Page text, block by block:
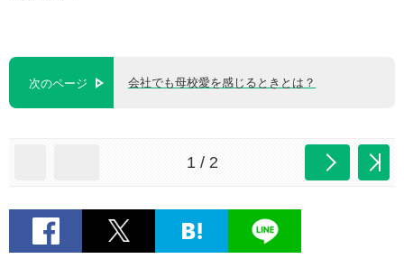
次のページ 会社でも母校愛を感じるときとは？
1 / 2